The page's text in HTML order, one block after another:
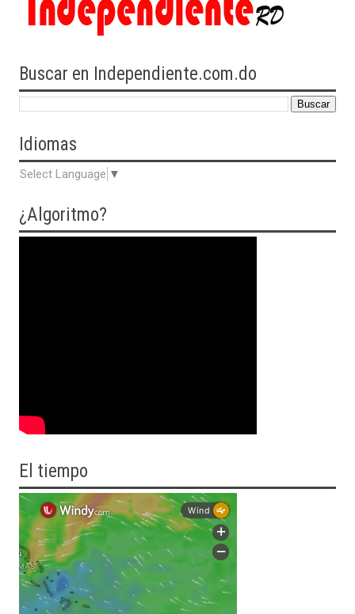
Buscar en Independiente.com.do
Idiomas
Select Language ▼
¿Algoritmo?
El tiempo